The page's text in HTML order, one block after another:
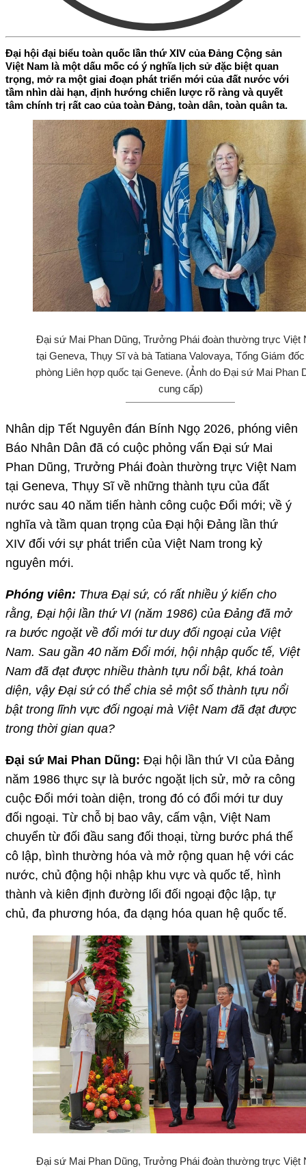
Đại hội đại biểu toàn quốc lần thứ XIV của Đảng Cộng sản
Việt Nam là một dấu mốc có ý nghĩa lịch sử đặc biệt quan
trọng, mở ra một giai đoạn phát triển mới của đất nước với
tầm nhìn dài hạn, định hướng chiến lược rõ ràng và quyết
tâm chính trị rất cao của toàn Đảng, toàn dân, toàn quân ta.
Đại sứ Mai Phan Dũng, Trưởng Phái đoàn thường trực Việt
tại Geneva, Thụy Sĩ và bà Tatiana Valovaya, Tổng Giám
phòng Liên hợp quốc tại Geneve. (Ảnh do Đại sứ Mai Phan
cung cấp)
Nhân dịp Tết Nguyên đán Bính Ngọ 2026, phóng viên
Báo Nhân Dân đã có cuộc phỏng vấn Đại sứ Mai
Phan Dũng, Trưởng Phái đoàn thường trực Việt Nam
tại Geneva, Thụy Sĩ về những thành tựu của đất
nước sau 40 năm tiến hành công cuộc Đổi mới; về ý
nghĩa và tầm quan trọng của Đại hội Đảng lần thứ
XIV đối với sự phát triển của Việt Nam trong kỷ
nguyên mới.
Phóng viên: Thưa Đại sứ, có rất nhiều ý kiến cho
rằng, Đại hội lần thứ VI (năm 1986) của Đảng đã mở
ra bước ngoặt về đổi mới tư duy đối ngoại của Việt
Nam. Sau gần 40 năm Đổi mới, hội nhập quốc tế, Việt
Nam đã đạt được nhiều thành tựu nổi bật, khá toàn
diện, vậy Đại sứ có thể chia sẻ một số thành tựu nổi
bật trong lĩnh vực đối ngoại mà Việt Nam đã đạt được
trong thời gian qua?
Đại sứ Mai Phan Dũng: Đại hội lần thứ VI của Đảng
năm 1986 thực sự là bước ngoặt lịch sử, mở ra công
cuộc Đổi mới toàn diện, trong đó có đổi mới tư duy
đối ngoại. Từ chỗ bị bao vây, cấm vận, Việt Nam
chuyển từ đối đầu sang đối thoại, từng bước phá thế
cô lập, bình thường hóa và mở rộng quan hệ với các
nước, chủ động hội nhập khu vực và quốc tế, hình
thành và kiên định đường lối đối ngoại độc lập, tự
chủ, đa phương hóa, đa dạng hóa quan hệ quốc tế.
Đại sứ Mai Phan Dũng, Trưởng Phái đoàn thường trực Việt